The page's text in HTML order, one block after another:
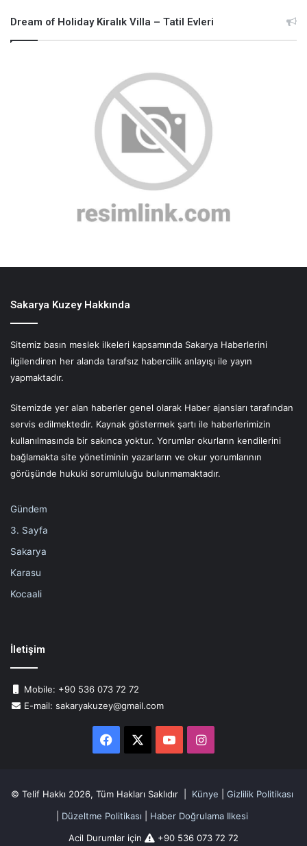
Dream of Holiday Kiralık Villa – Tatil Evleri
Sakarya Kuzey Hakkında
Sitemiz basın meslek ilkeleri kapsamında Sakarya Haberlerini
ilgilendiren her alanda tarafsız habercilik anlayışı ile yayın
yapmaktadır.
Sitemizde yer alan haberler genel olarak Haber ajansları tarafından
servis edilmektedir. Kaynak göstermek şartı ile haberlerimizin
kullanılmasında bir sakınca yoktur. Yorumlar okurların kendilerini
bağlamakta site yönetiminin yazarların ve okur yorumlarının
görüşünde hukuki sorumluluğu bulunmamaktadır.
Gündem
3. Sayfa
Sakarya
Karasu
Kocaali
İletişim
Mobile: +90 536 073 72 72
E-mail: sakaryakuzey@gmail.com
Facebook YouTubeInstagram
© Telif Hakkı 2026, Tüm Hakları Saklıdır | Künye
Gizlilik Politikası
Düzeltme Politikası
Haber Doğrulama Ilkesi
Acil Durumlar için
+90 536 073 72 72